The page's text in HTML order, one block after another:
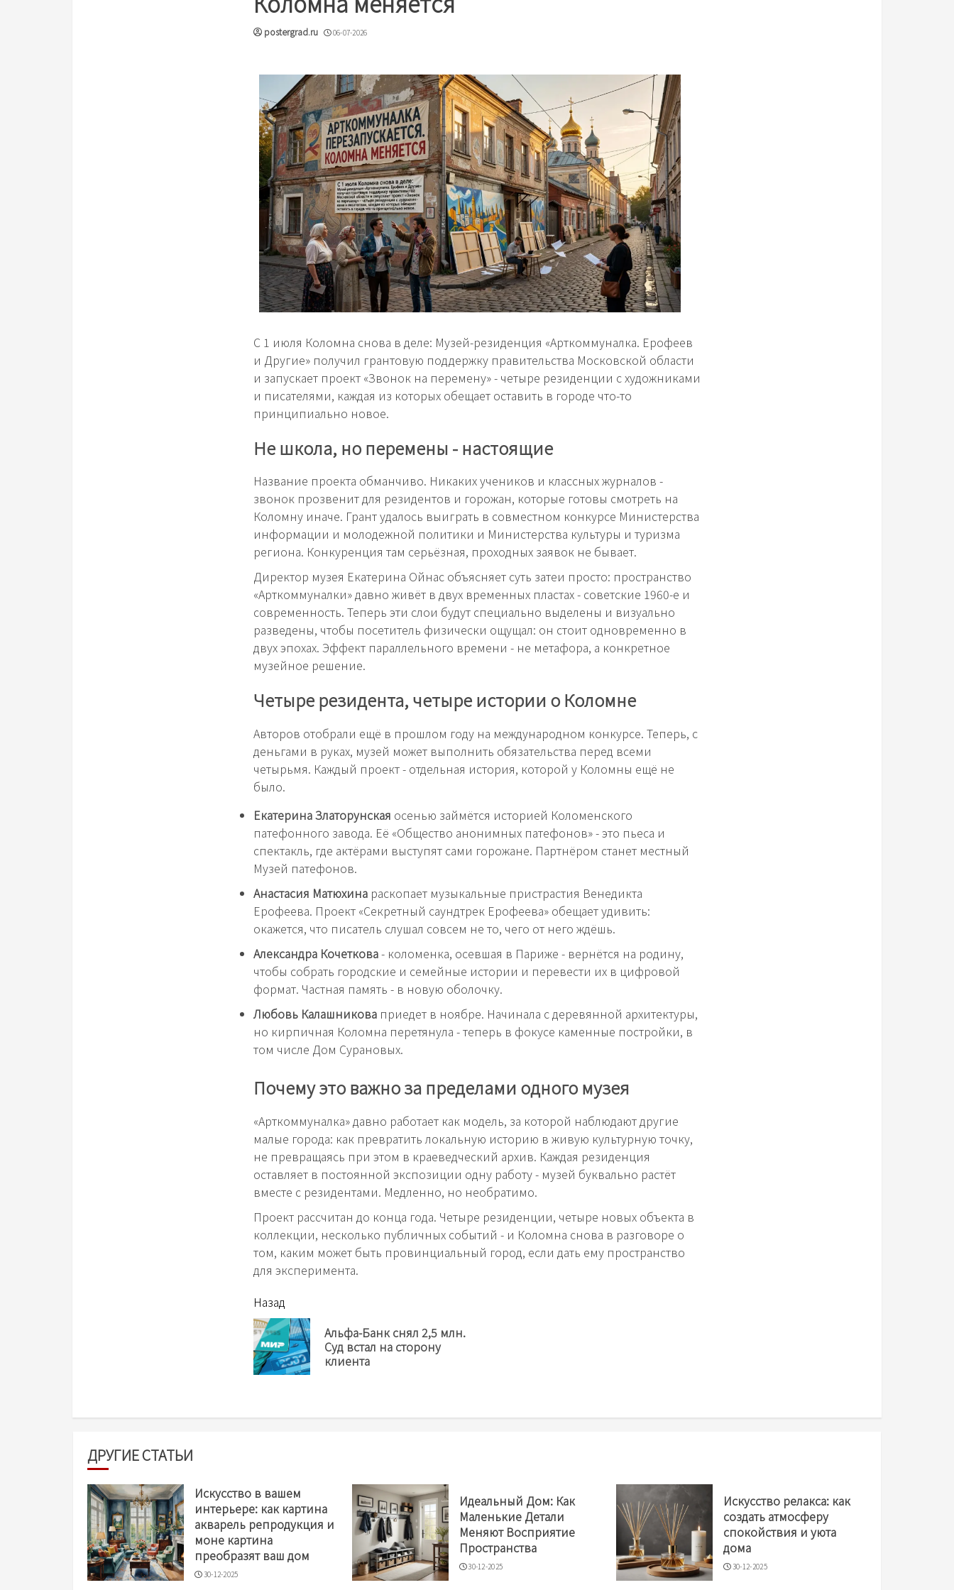
postergrad.ru 06-07-2026
С 1 июля Коломна снова в деле: Музей-резиденция «Арткоммуналка. Ерофеев
и Другие» получил грантовую поддержку правительства Московской области
и запускает проект «Звонок на перемену» - четыре резиденции с художниками
и писателями, каждая из которых обещает оставить в городе что-то
принципиально новое.
Не школа, но перемены - настоящие
Название проекта обманчиво. Никаких учеников и классных журналов -
звонок прозвенит для резидентов и горожан, которые готовы смотреть на
Коломну иначе. Грант удалось выиграть в совместном конкурсе Министерства
информации и молодежной политики и Министерства культуры и туризма
региона. Конкуренция там серьёзная, проходных заявок не бывает.
Директор музея Екатерина Ойнас объясняет суть затеи просто: пространство
«Арткоммуналки» давно живёт в двух временных пластах - советские 1960-е и
современность. Теперь эти слои будут специально выделены и визуально
разведены, чтобы посетитель физически ощущал: он стоит одновременно в
двух эпохах. Эффект параллельного времени - не метафора, а конкретное
музейное решение.
Четыре резидента, четыре истории о Коломне
Авторов отобрали ещё в прошлом году на международном конкурсе. Теперь, с
деньгами в руках, музей может выполнить обязательства перед всеми
четырьмя. Каждый проект - отдельная история, которой у Коломны ещё не
было.
Екатерина Златорунская осенью займётся историей Коломенского
патефонного завода. Её «Общество анонимных патефонов» - это пьеса и
спектакль, где актёрами выступят сами горожане. Партнёром станет местный
Музей патефонов.
Анастасия Матюхина раскопает музыкальные пристрастия Венедикта
Ерофеева. Проект «Секретный саундтрек Ерофеева» обещает удивить:
окажется, что писатель слушал совсем не то, чего от него ждёшь.
Александра Кочеткова- коломенка, осевшая в Париже - вернётся на родину,
чтобы собрать городские и семейные истории и перевести их в цифровой
формат. Частная память - в новую оболочку.
Любовь Калашникова приедет в ноябре. Начинала с деревянной архитектуры,
но кирпичная Коломна перетянула - теперь в фокусе каменные постройки, в
том числе Дом Сурановых.
Почему это важно за пределами одного музея
«Арткоммуналка» давно работает как модель, за которой наблюдают другие
малые города: как превратить локальную историю в живую культурную точку,
не превращаясь при этом в краеведческий архив. Каждая резиденция
оставляет в постоянной экспозиции одну работу - музей буквально растёт
вместе с резидентами. Медленно, но необратимо.
Проект рассчитан до конца года. Четыре резиденции, четыре новых объекта в
коллекции, несколько публичных событий - и Коломна снова в разговоре о
том, каким может быть провинциальный город, если дать ему пространство
для эксперимента.
читать
еще
Назад
Альфа-Банк снял 2,5 млн.
Суд встал на сторону
клиента
ДРУГИЕ СТАТЬИ
Искусство в вашем
интерьере: как картина
акварель репродукция и
моне картина
преобразят ваш дом
30-12-2025
Идеальный Дом: Как
Маленькие Детали
Меняют Восприятие
Пространства
30-12-2025
Искусство релакса: как
создать атмосферу
спокойствия и уюта
дома
30-12-2025